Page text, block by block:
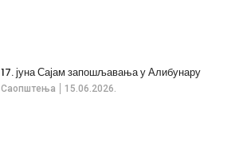
Саопштења 15.06.2026.
17. јуна Сајам запошљавања у Алибунару